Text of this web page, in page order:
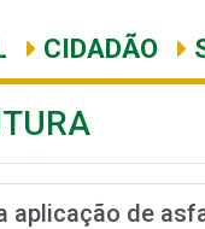
CIDADÃO
aplicação de